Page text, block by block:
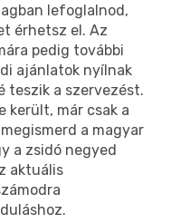
lefoglalnod,
érhetsz el. Az
pedig további
ajánlatok nyílnak
teszik a szervezést.
került, már csak a
a magyar
a zsidó negyed
aktuális